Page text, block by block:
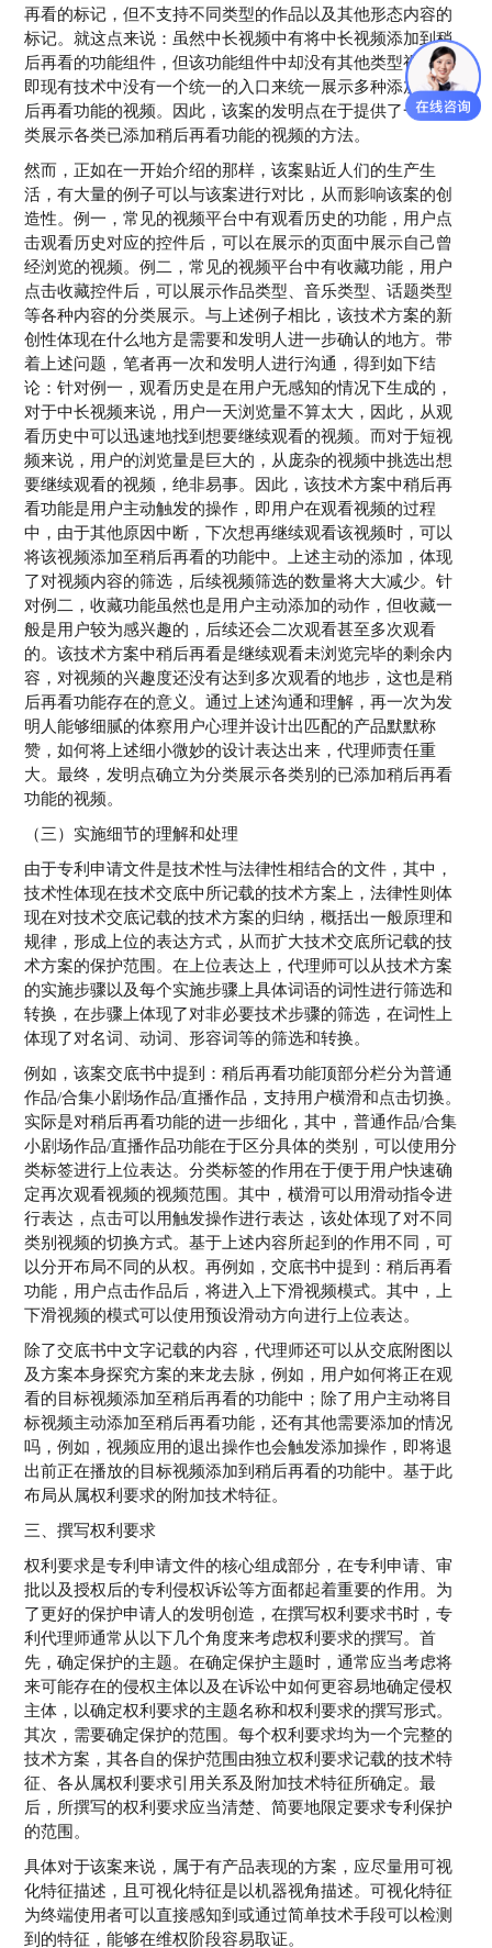
再看的标记，但不支持不同类型的作品以及其他形态内容的
标记。就这点来说：虽然中长视频中有将中长视频添加到稍
后再看的功能组件，但该功能组件中却没有其他类型视频，
即现有技术中没有一个统一的入口来统一展示多种添加了稍
后再看功能的视频。因此，该案的发明点在于提供了一种分
类展示各类已添加稍后再看功能的视频的方法。
然而，正如在一开始介绍的那样，该案贴近人们的生产生
活，有大量的例子可以与该案进行对比，从而影响该案的创
造性。例一，常见的视频平台中有观看历史的功能，用户点
击观看历史对应的控件后，可以在展示的页面中展示自己曾
经浏览的视频。例二，常见的视频平台中有收藏功能，用户
点击收藏控件后，可以展示作品类型、音乐类型、话题类型
等各种内容的分类展示。与上述例子相比，该技术方案的新
创性体现在什么地方是需要和发明人进一步确认的地方。带
着上述问题，笔者再一次和发明人进行沟通，得到如下结
论：针对例一，观看历史是在用户无感知的情况下生成的，
对于中长视频来说，用户一天浏览量不算太大，因此，从观
看历史中可以迅速地找到想要继续观看的视频。而对于短视
频来说，用户的浏览量是巨大的，从庞杂的视频中挑选出想
要继续观看的视频，绝非易事。因此，该技术方案中稍后再
看功能是用户主动触发的操作，即用户在观看视频的过程
中，由于其他原因中断，下次想再继续观看该视频时，可以
将该视频添加至稍后再看的功能中。上述主动的添加，体现
了对视频内容的筛选，后续视频筛选的数量将大大减少。针
对例二，收藏功能虽然也是用户主动添加的动作，但收藏一
般是用户较为感兴趣的，后续还会二次观看甚至多次观看
的。该技术方案中稍后再看是继续观看未浏览完毕的剩余内
容，对视频的兴趣度还没有达到多次观看的地步，这也是稍
后再看功能存在的意义。通过上述沟通和理解，再一次为发
明人能够细腻的体察用户心理并设计出匹配的产品默默称
赞，如何将上述细小微妙的设计表达出来，代理师责任重
大。最终，发明点确立为分类展示各类别的已添加稍后再看
功能的视频。
（三）实施细节的理解和处理
由于专利申请文件是技术性与法律性相结合的文件，其中，
技术性体现在技术交底中所记载的技术方案上，法律性则体
现在对技术交底记载的技术方案的归纳，概括出一般原理和
规律，形成上位的表达方式，从而扩大技术交底所记载的技
术方案的保护范围。在上位表达上，代理师可以从技术方案
的实施步骤以及每个实施步骤上具体词语的词性进行筛选和
转换，在步骤上体现了对非必要技术步骤的筛选，在词性上
体现了对名词、动词、形容词等的筛选和转换。
例如，该案交底书中提到：稍后再看功能顶部分栏分为普通
作品/合集小剧场作品/直播作品，支持用户横滑和点击切换。
实际是对稍后再看功能的进一步细化，其中，普通作品/合集
小剧场作品/直播作品功能在于区分具体的类别，可以使用分
类标签进行上位表达。分类标签的作用在于便于用户快速确
定再次观看视频的视频范围。其中，横滑可以用滑动指令进
行表达，点击可以用触发操作进行表达，该处体现了对不同
类别视频的切换方式。基于上述内容所起到的作用不同，可
以分开布局不同的从权。再例如，交底书中提到：稍后再看
功能，用户点击作品后，将进入上下滑视频模式。其中，上
下滑视频的模式可以使用预设滑动方向进行上位表达。
除了交底书中文字记载的内容，代理师还可以从交底附图以
及方案本身探究方案的来龙去脉，例如，用户如何将正在观
看的目标视频添加至稍后再看的功能中；除了用户主动将目
标视频主动添加至稍后再看功能，还有其他需要添加的情况
吗，例如，视频应用的退出操作也会触发添加操作，即将退
出前正在播放的目标视频添加到稍后再看的功能中。基于此
布局从属权利要求的附加技术特征。
三、撰写权利要求
权利要求是专利申请文件的核心组成部分，在专利申请、审
批以及授权后的专利侵权诉讼等方面都起着重要的作用。为
了更好的保护申请人的发明创造，在撰写权利要求书时，专
利代理师通常从以下几个角度来考虑权利要求的撰写。首
先，确定保护的主题。在确定保护主题时，通常应当考虑将
来可能存在的侵权主体以及在诉讼中如何更容易地确定侵权
主体，以确定权利要求的主题名称和权利要求的撰写形式。
其次，需要确定保护的范围。每个权利要求均为一个完整的
技术方案，其各自的保护范围由独立权利要求记载的技术特
征、各从属权利要求引用关系及附加技术特征所确定。最
后，所撰写的权利要求应当清楚、简要地限定要求专利保护
的范围。
具体对于该案来说，属于有产品表现的方案，应尽量用可视
化特征描述，且可视化特征是以机器视角描述。可视化特征
为终端使用者可以直接感知到或通过简单技术手段可以检测
到的特征，能够在维权阶段容易取证。